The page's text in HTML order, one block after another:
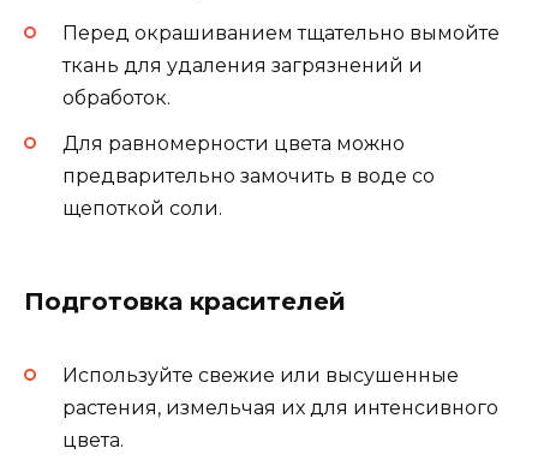
Перед окрашиванием тщательно вымойте
ткань для удаления загрязнений и
обработок.
Для равномерности цвета можно
предварительно замочить в воде со
щепоткой соли.
Подготовка красителей
Используйте свежие или высушенные
растения, измельчая их для интенсивного
цвета.